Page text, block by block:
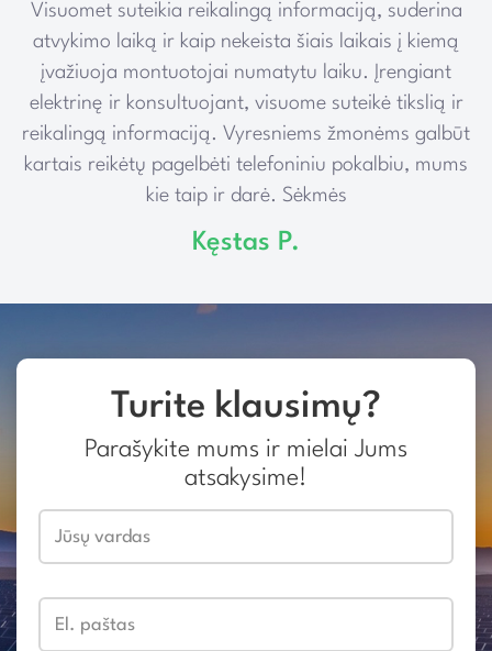
Visuomet suteikia reikalingą informaciją, suderina
atvykimo laiką ir kaip nekeista šiais laikais į kiemą
įvažiuoja montuotojai numatytu laiku. Įrengiant
elektrinę ir konsultuojant, visuome suteikė tikslią ir
reikalingą informaciją. Vyresniems žmonėms galbūt
kartais reikėtų pagelbėti telefoniniu pokalbiu, mums
kie taip ir darė. Sėkmės
Kęstas P.
Turite klausimų?
Parašykite mums ir mielai Jums
atsakysime!
Jūsų vardas
El. paštas